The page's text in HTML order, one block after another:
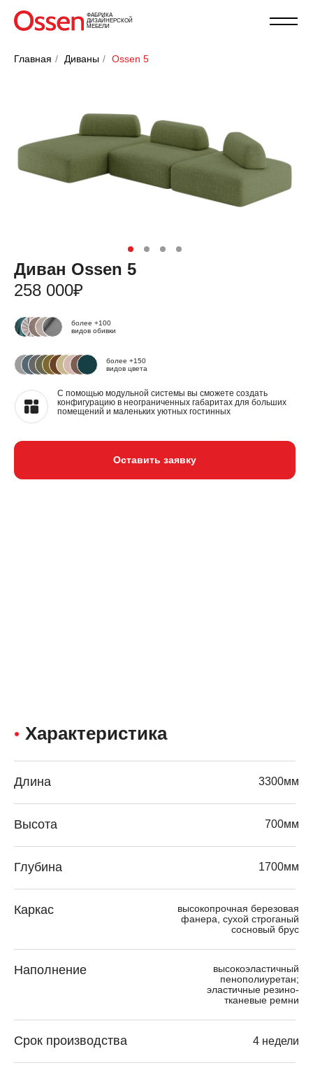
ФАБРИКА
ДИЗАЙНЕРСКОЙ
МЕБЕЛИ
Главная / Диваны / Ossen 5
258 000₽
Диван Ossen 5
более +100
видов обивки
С помощью модульной системы вы сможете создать
конфигурацию в неограниченных габаритах для больших
помещений и маленьких уютных гостинных
более +150
видов цвета
Оставить заявку
700мм
Высота
Характеристика
Длина 3300мм
Глубина 1700мм
Каркас
высокопрочная березовая
фанера, сухой строганый
сосновый брус
высокоэластичный
пенополиуретан;
эластичные резино-
тканевые ремни
Наполнение
Срок производства 4 недели